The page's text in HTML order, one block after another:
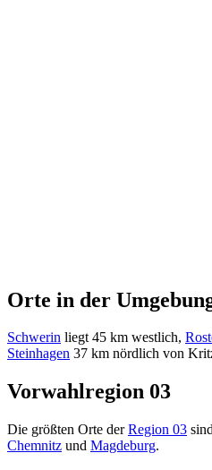
Orte in der
Schwerin liegt 45 km westlich,
Steinhagen 37 km nördlich von
Vorwahlregion 03
Die größten Orte derRegion 03 sind
Chemnitz und Magdeburg.